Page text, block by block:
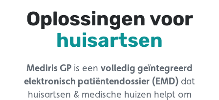
Oplossingen voor
huisartsen
Mediris GP is een volledig geïntegreerd
elektronisch patiëntendossier (EMD) dat
huisartsen & medische huizen helpt om